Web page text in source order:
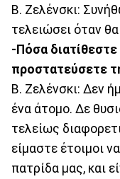
Β. Ζελένσκι:
τελειώσει όταν
-Πόσα διατίθεστε
προστατεύσετε
Β. Ζελένσκι: Δεν
ένα άτομο. Δε
τελείως
είμαστε έτοιμοι
πατρίδα μας, και